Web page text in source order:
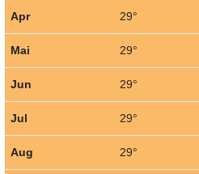
Apr 29°
Mai 29°
Jun 29°
Jul 29°
Aug 29°